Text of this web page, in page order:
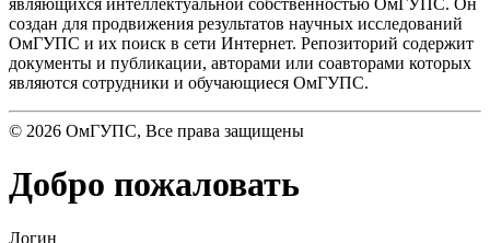
создан для продвижения результатов научных исследований
ОмГУПС и их поиск в сети Интернет. Репозиторий содержит
документы и публикации, авторами или соавторами которых
являются сотрудники и обучающиеся ОмГУПС.
© 2026 ОмГУПС, Все права защищены
Добро пожаловать
Логин